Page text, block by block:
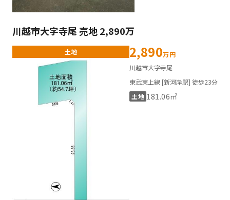
川越市大字寺尾 売地 2,890万
土地 2,890万円
川越市大字寺尾
東武東上線 [新河岸駅] 徒歩23分
土地 181.06㎡